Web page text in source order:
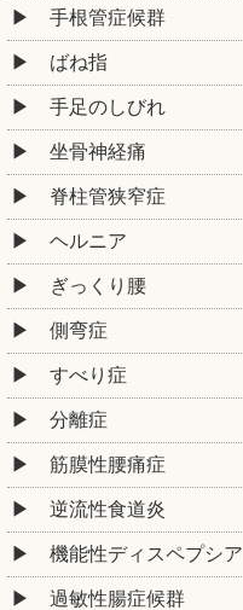
手根管症候群
ばね指
手足のしびれ
坐骨神経痛
脊柱管狭窄症
ヘルニア
ぎっくり腰
側弯症
すべり症
分離症
筋膜性腰痛症
逆流性食道炎
機能性ディスペプシア
過敏性腸症候群